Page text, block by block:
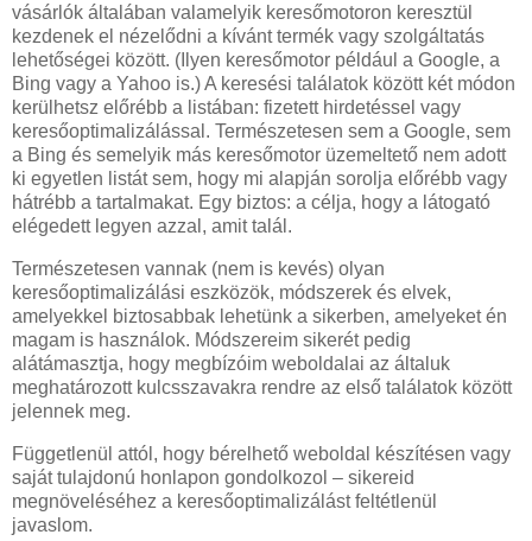
vásárlók általában valamelyik keresőmotoron keresztül
kezdenek el nézelődni a kívánt termék vagy szolgáltatás
lehetőségei között. (Ilyen keresőmotor például a Google, a
Bing vagy a Yahoo is.) A keresési találatok között két módon
kerülhetsz előrébb a listában: fizetett hirdetéssel vagy
keresőoptimalizálással. Természetesen sem a Google, sem
a Bing és semelyik más keresőmotor üzemeltető nem adott
ki egyetlen listát sem, hogy mi alapján sorolja előrébb vagy
hátrébb a tartalmakat. Egy biztos: a célja, hogy a látogató
elégedett legyen azzal, amit talál.
Természetesen vannak (nem is kevés) olyan
keresőoptimalizálási eszközök, módszerek és elvek,
amelyekkel biztosabbak lehetünk a sikerben, amelyeket én
magam is használok. Módszereim sikerét pedig
alátámasztja, hogy megbízóim weboldalai az általuk
meghatározott kulcsszavakra rendre az első találatok között
jelennek meg.
Függetlenül attól, hogy bérelhető weboldal készítésen vagy
saját tulajdonú honlapon gondolkozol – sikereid
megnöveléséhez a keresőoptimalizálást feltétlenül
javaslom.